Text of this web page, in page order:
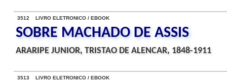
3512 LIVRO ELETRONICO / EBOOK
SOBRE MACHADO DE ASSIS
ARARIPE JUNIOR, TRISTAO DE ALENCAR, 1848-1911
3513 LIVRO ELETRONICO / EBOOK